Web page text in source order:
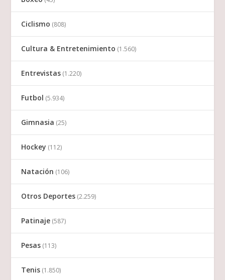
Ciclismo (808)
Cultura & Entretenimiento (1.560)
Entrevistas (1.220)
Futbol (5.934)
Gimnasia (25)
Hockey (112)
Natación (106)
Otros Deportes (2.259)
Patinaje (587)
Pesas (113)
Tenis (1.850)